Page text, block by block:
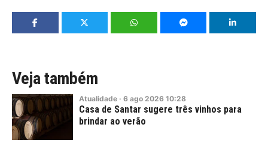
Veja também
Atualidade · 6 ago 2026 10:28
Casa de Santar sugere três vinhos para
brindar ao verão